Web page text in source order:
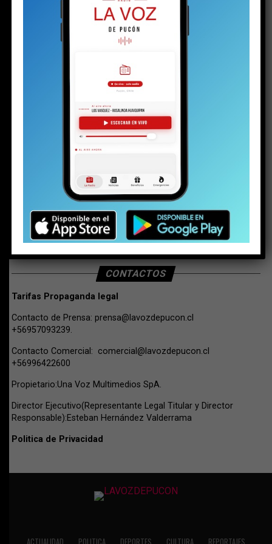
BUSCAR
CONTACTOS
Tarifas Propaganda legal
Contacto de Prensa: prensa@lavozdepucon.cl
+56957093239.
Contacto Comercial: comercial@lavozdepucon.cl
+56996422600
Propietario:Una Voz Multimedios SpA.
Director Ejecutivo(Representante Legal Titular y Director
Responsable):Esteban Hernández Valderrama
Politica de Privacidad